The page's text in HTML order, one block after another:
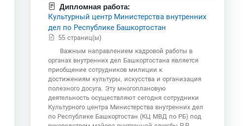
Дипломная работа:
Культурный центр Министерства внутренних
дел по Республике Башкортостан
55 страниц(ы)
Важным направлением кадровой работы в
органах внутренних дел Башкортостана является
приобщение сотрудников милиции к
достижениям культуры, искусства и организация
полезного досуга. Эту многоплановую
деятельность осуществляют сегодня сотрудники
Культурного центра Министерства внутренних дел
по Республике Башкортостан (КЦ МВД по РБ) под